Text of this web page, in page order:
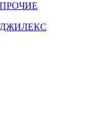
ПРОЧИЕ
ДЖИЛЕКС